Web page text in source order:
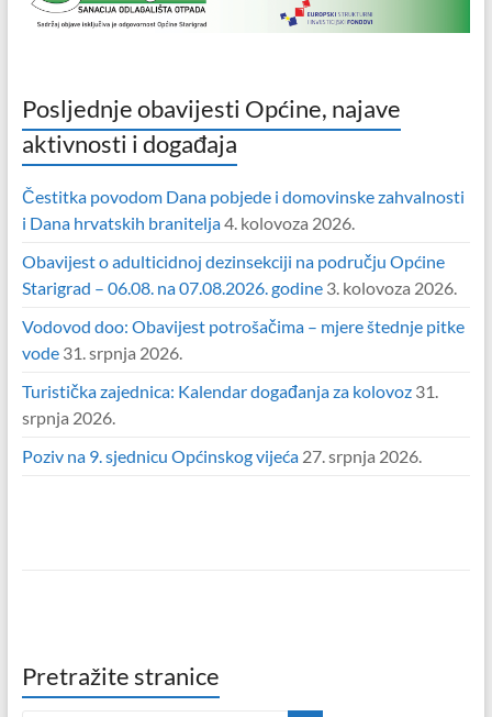
Posljednje obavijesti Općine, najave
aktivnosti i događaja
Čestitka povodom Dana pobjede i domovinske zahvalnosti
i Dana hrvatskih branitelja4. kolovoza 2026.
Obavijest o adulticidnoj dezinsekciji na području Općine
Starigrad – 06.08. na 07.08.2026. godine 3. kolovoza 2026.
Vodovod doo: Obavijest potrošačima – mjere štednje pitke
vode 31. srpnja 2026.
Turistička zajednica: Kalendar događanja za kolovoz 31.
srpnja 2026.
Poziv na 9. sjednicu Općinskog vijeća 27. srpnja 2026.
Pretražite stranice